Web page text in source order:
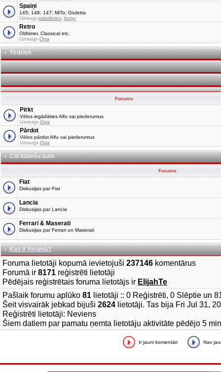
Spaiņi
145; 146; 147; MiTo; Giuletta
Uzraugi palaidniex bugo
Retro
Oldtimer, Classical etc.
Uzraugs Oga
Tirdziņš
Forums
Pirkt
Vēlos iegādāties Alfu vai piederumus
Uzraugs Oga
Pārdot
Vēlos pārdot Alfu vai piederumus
Uzraugs Oga
Citi itāliešu auto
Forums
Fiat
Diskusijas par Fiat
Lancia
Diskusijas par Lancia
Ferrari & Maserati
Diskusijas par Ferrari un Maserati
Kas ir forumā?
Foruma lietotāji kopumā ievietojuši 237146 komentārus
Forumā ir 8171 reģistrēti lietotāji
Pēdējais reģistrētais foruma lietotājs ir ElijahTe
Pašlaik forumu aplūko 81 lietotāji :: 0 Reģistrēti, 0 Slēptie un
Šeit visvairāk jebkad bijuši 2624 lietotāji. Tas bija Fri Jul 31,
Reģistrēti lietotāji: Neviens
Šiem datiem par pamatu ņemta lietotāju aktivitāte pēdējo 5
Ir jauni komentāri Nav